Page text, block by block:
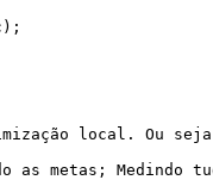
local. Ou
metas; Medindo